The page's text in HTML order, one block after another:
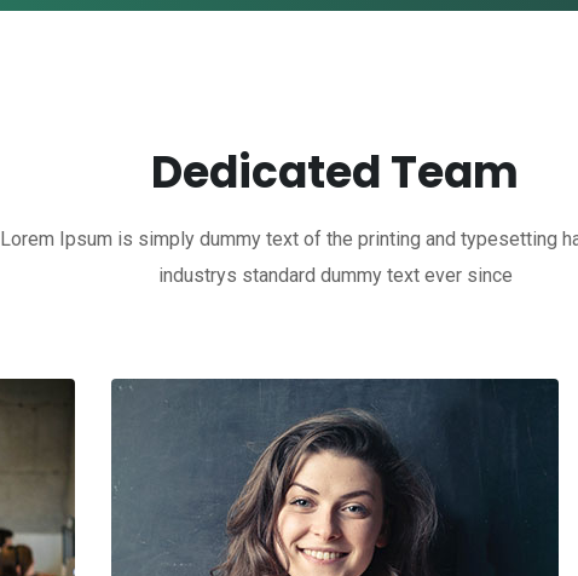
Dedicated Team
Lorem Ipsum is simply dummy text of the printing and typesetting
industrys standard dummy text ever since